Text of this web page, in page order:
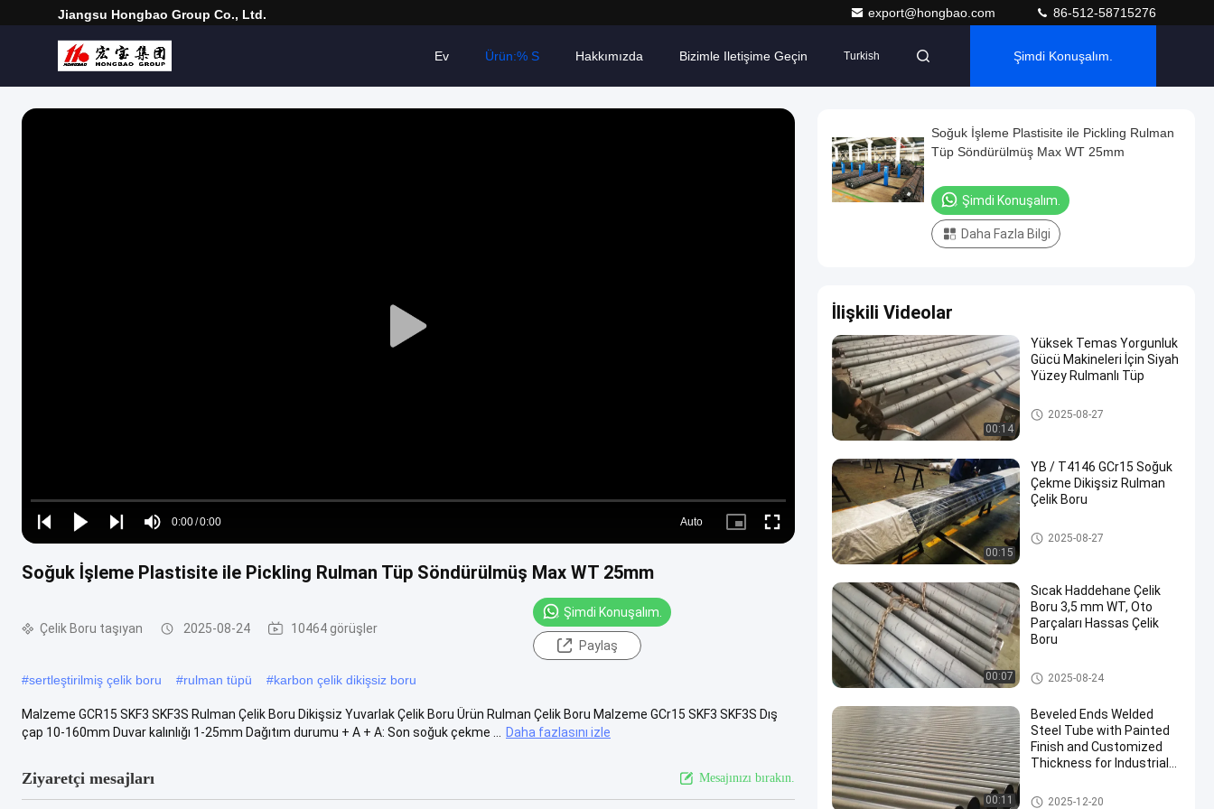
Jiangsu Hongbao Group Co., Ltd. export@hongbao.com 86-512-58715276
Ev Ürün:% S Hakkımızda Bizimle Iletişime Geçin Turkish Şimdi Konuşalım.
Play
Play
Play
Play
Mute
Time
0:00/0:00
Loaded:
0%
Auto
Picture- Fullscreen
Soğuk İşleme Plastisite ile Pickling Rulman Tüp Söndürülmüş Max WT 25mm
Çelik Boru taşıyan 2025-08-24 10464 görüşler
Şimdi Konuşalım.
Paylaş
#sertleştirilmiş çelik boru #rulman tüpü #karbon çelik dikişsiz boru
Malzeme GCR15 SKF3 SKF3S Rulman Çelik Boru Dikişsiz Yuvarlak Çelik Boru Ürün Rulman Çelik Boru Malzeme GCr15 SKF3 SKF3S Dış
çap 10-160mm Duvar kalınlığı 1-25mm Dağıtım durumu + A + A: Son soğuk çekme ...
Daha fazlasını izle
Ziyaretçi mesajları Mesajınızı bırakın.
Soğuk İşleme Plastisite ile Pickling Rulman
Tüp Söndürülmüş Max WT 25mm
Şimdi Konuşalım.
Daha Fazla Bilgi
İlişkili Videolar
00:14
Yüksek Temas Yorgunluk
Gücü Makineleri İçin Siyah
Yüzey Rulmanlı Tüp
Çelik Boru taşıyan
2025-08-27
00:15
YB / T4146 GCr15 Soğuk
Çekme Dikişsiz Rulman
Çelik Boru
Çelik Boru taşıyan
2025-08-27
00:07
Sıcak Haddehane Çelik
Boru 3,5 mm WT, Oto
Parçaları Hassas Çelik
Boru
Çelik Boru taşıyan
2025-08-24
00:11
Beveled Ends Welded
Steel Tube with Painted
Finish and Customized
Thickness for Industrial
Kaynaklı Çelik Boru
2025-12-20